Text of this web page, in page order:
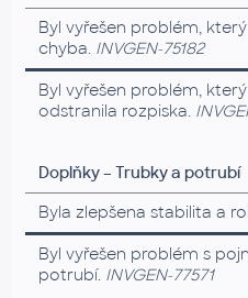
Byl vyřešen problém,
chyba. INVGEN-75182
Byl vyřešen problém,
odstranila rozpiska.
Doplňky – Trubky a potrubí
Byla zlepšena stabilita a
Byl vyřešen problém s
potrubí. INVGEN-77571